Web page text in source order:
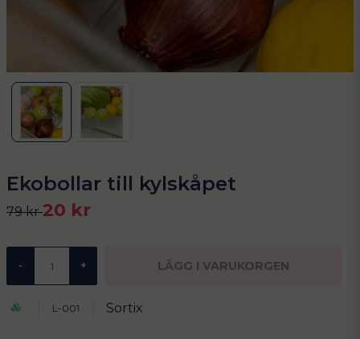
Ekobollar till kylskåpet
79 kr20 kr
- + LÄGG I VARUKORGEN
L-001 Sortix